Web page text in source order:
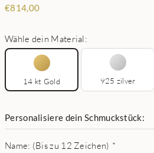
€814,00
Wähle dein Material:
14 kt Gold 925 zilver
Personalisiere dein Schmuckstück:
Name: (Bis zu 12 Zeichen) *